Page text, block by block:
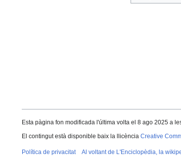
Esta pàgina fon modificada l'última volta el 8 ago 2025 a
El contingut està disponible baix la llicència Creative
Política de privacitat Al voltant de L'Enciclopèdia, la